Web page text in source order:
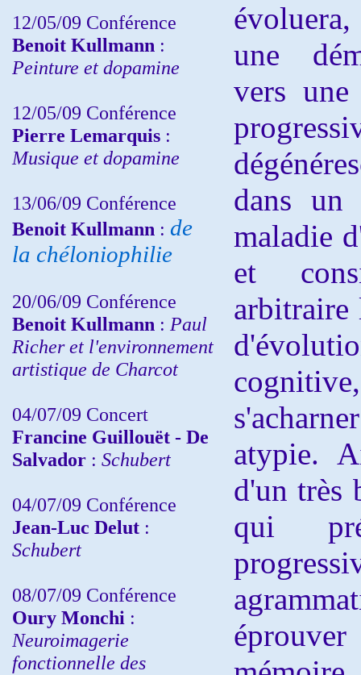
12/05/09 Conférence
Benoit Kullmann :
Peinture et dopamine
12/05/09 Conférence
Pierre Lemarquis :
Musique et dopamine
13/06/09 Conférence
Benoit Kullmann : de
la chéloniophilie
20/06/09 Conférence
Benoit Kullmann : Paul
Richer et l'environnement
artistique de Charcot
04/07/09 Concert
Francine Guillouët - De
Salvador : Schubert
04/07/09 Conférence
Jean-Luc Delut :
Schubert
08/07/09 Conférence
Oury Monchi :
Neuroimagerie
fonctionnelle des
une
vers une
dans un
maladie
et
arbitraire
atypie.
d'un très
qui